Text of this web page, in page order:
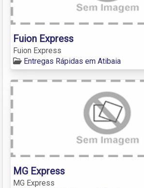
Fuion Express
Fuion Express
Entregas Rápidas em Atibaia
MG Express
MG Express